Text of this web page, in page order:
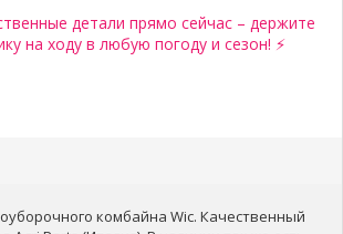
детали прямо сейчас – держите
на ходу в любую погоду и сезон! ⚡
комбайна Wic. Качественный